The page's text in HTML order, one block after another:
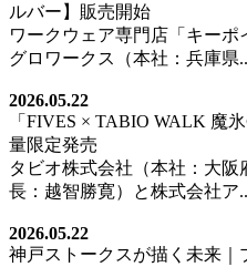
ルバー】販売開始
ワークウェア専門店「キー
グロワークス（本社：兵庫県
2026.05.22
「FIVES × TABIO WALK 魔
量限定発売
タビオ株式会社（本社：大
長：越智勝寛）と株式会社ア
2026.05.22
神戸ストークスが描く未来｜